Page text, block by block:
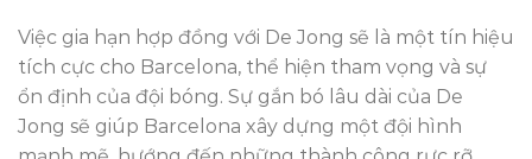
Việc gia hạn hợp đồng với De Jong sẽ là một tín hiệu
tích cực cho Barcelona, thể hiện tham vọng và sự
ổn định của đội bóng. Sự gắn bó lâu dài của De
Jong sẽ giúp Barcelona xây dựng một đội hình